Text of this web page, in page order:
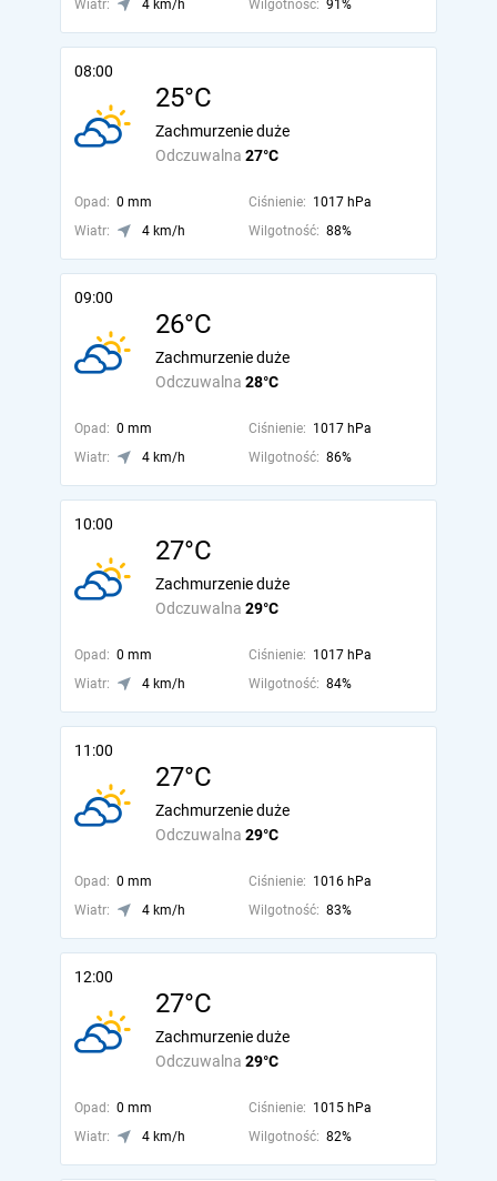
Wiatr: 4 km/h Wilgotność: 91%
08:00
25°C
Odczuwalna 27°C
Zachmurzenie duże
Opad: 0 mm Ciśnienie: 1017 hPa
Wiatr:
4 km/h Wilgotność: 88%
09:00
26°C
Odczuwalna 28°C
Zachmurzenie duże
Opad: 0 mm Ciśnienie: 1017 hPa
Wiatr:
4 km/h Wilgotność: 86%
10:00
27°C
Odczuwalna 29°C
Zachmurzenie duże
Opad: 0 mm Ciśnienie: 1017 hPa
Wiatr:
4 km/h Wilgotność: 84%
11:00
27°C
Odczuwalna 29°C
Zachmurzenie duże
Opad: 0 mm Ciśnienie: 1016 hPa
Wiatr:
4 km/h Wilgotność: 83%
12:00
27°C
Odczuwalna 29°C
Zachmurzenie duże
Opad: 0 mm Ciśnienie: 1015 hPa
Wiatr:
4 km/h Wilgotność: 82%